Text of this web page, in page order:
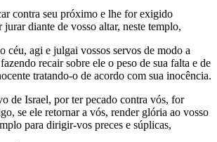
contra seu próximo e lhe for exigido
diante de vosso altar, neste templo,
céu, agi e julgai vossos servos de modo a
recair sobre ele o peso de sua falta e de
tratando-o de acordo com sua inocência.
de Israel, por ter pecado contra vós, for
se ele retornar a vós, render glória ao vosso
para dirigir-vos preces e súplicas,